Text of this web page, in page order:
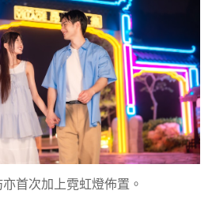
首次加上霓虹燈佈置。